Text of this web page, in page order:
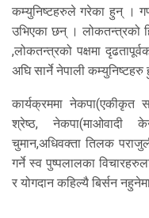
कम्युनिष्टहरुले गरेका हुन् ।
उभिएका छन् । लोकतन्त्रको
,लोकतन्त्रको पक्षमा
अघि सार्ने नेपाली
कार्यक्रममा नेकपा(एकीकृत
श्रेष्ठ, नेकपा(माओवादी
चुमान,अधिवक्ता तिलक
गर्ने स्व पुष्पलालका
र योगदान कहिल्यै बिर्सन